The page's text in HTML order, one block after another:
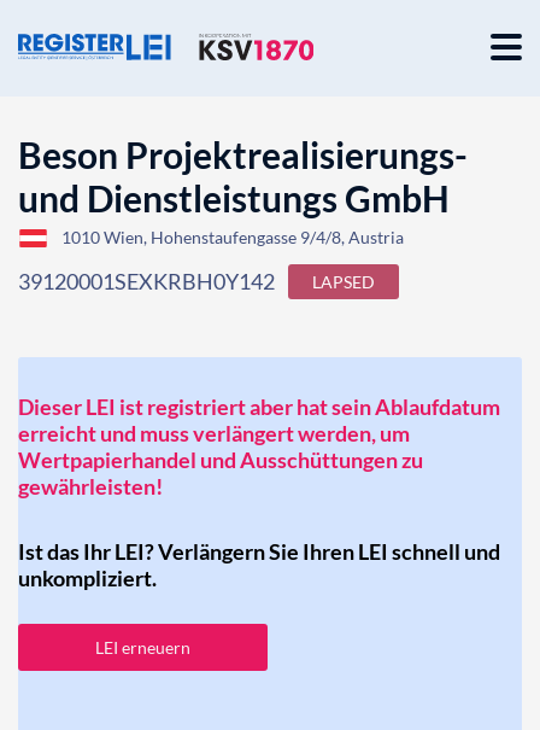
Beson Projektrealisierungs-
und Dienstleistungs GmbH
1010 Wien, Hohenstaufengasse 9/4/8, Austria
39120001SEXKRBH0Y142 LAPSED
Dieser LEI ist registriert aber hat sein Ablaufdatum
erreicht und muss verlängert werden, um
Wertpapierhandel und Ausschüttungen zu
gewährleisten!
Ist das Ihr LEI? Verlängern Sie Ihren LEI schnell und
unkompliziert.
LEI erneuern